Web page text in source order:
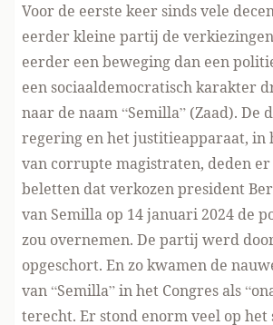
Voor de eerste keer sinds vele
eerder kleine partij de
eerder een beweging dan een
een sociaaldemocratisch karakter
naar de naam “Semilla” (Zaad). De
regering en het justitieapparaat, in
van corrupte magistraten, deden er
beletten dat verkozen president
van Semilla op 14 januari 2024 de
zou overnemen. De partij werd
opgeschort. En zo kwamen de
van “Semilla” in het Congres als
terecht. Er stond enorm veel op het